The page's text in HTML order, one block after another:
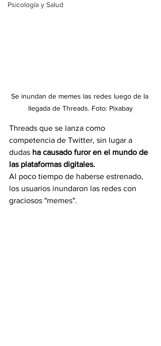
Psicología y Salud
Se inundan de memes las redes luego de la
llegada de Threads. Foto: Pixabay
Threads que se lanza como
competencia de Twitter, sin lugar a
dudas ha causado furor en el mundo de
las plataformas digitales.
Al poco tiempo de haberse estrenado,
los usuarios inundaron las redes con
graciosos "memes".